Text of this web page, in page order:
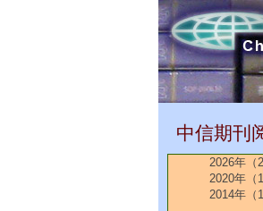
中信期刊
2026年（
2020年（
2014年（